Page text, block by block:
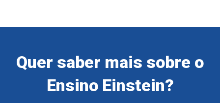
Quer saber mais sobre o
Ensino Einstein?